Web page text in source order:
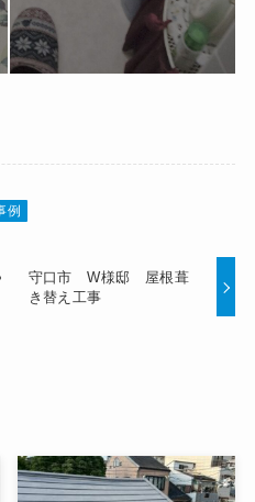
例
守口市 W様邸 屋根葺
き替え工事